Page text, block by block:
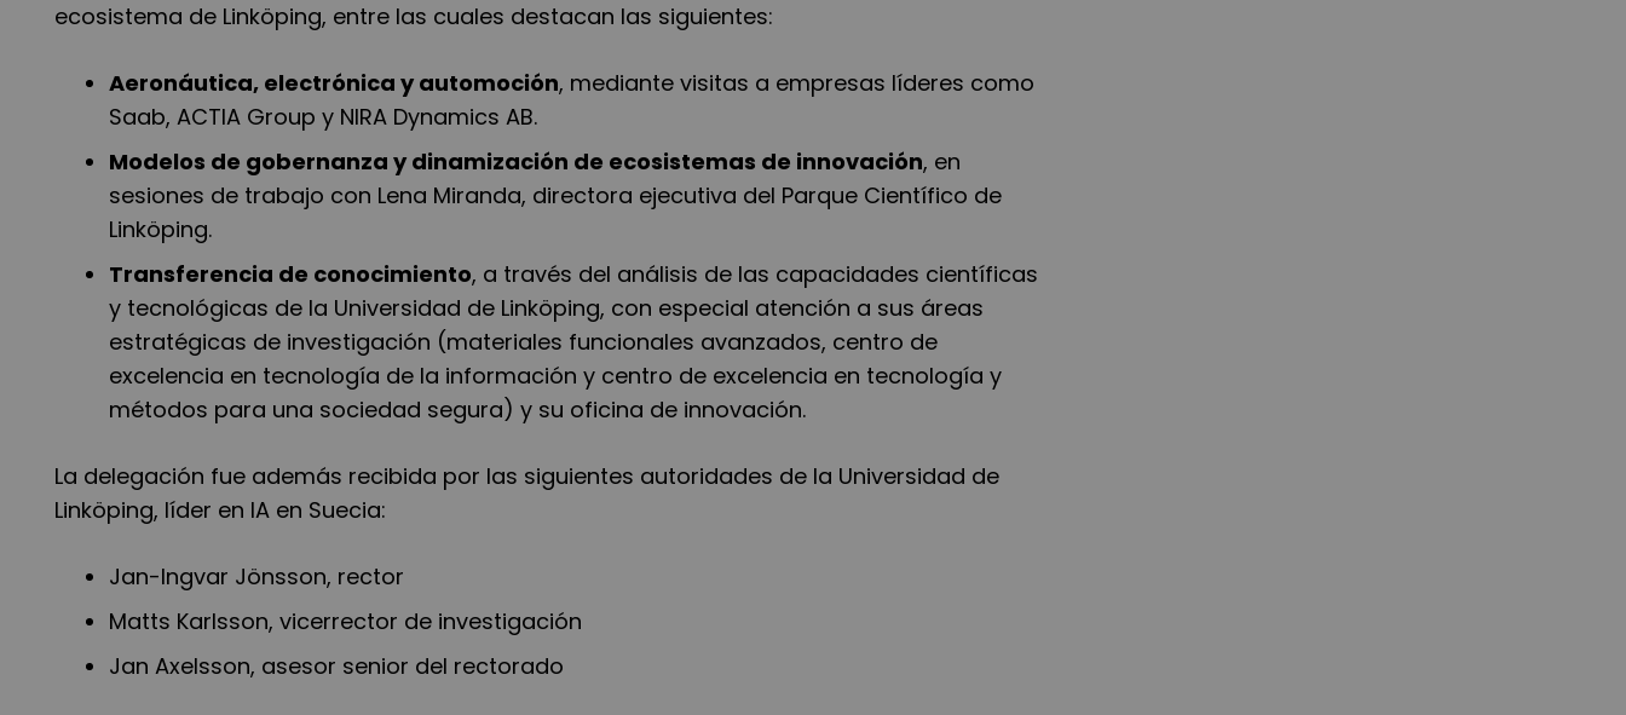
ecosistema de Linköping, entre las cuales destacan las siguientes:
Aeronáutica, electrónica y automoción, mediante visitas a empresas líderes como
Saab, ACTIA Group y NIRA Dynamics AB.
Modelos de gobernanza y dinamización de ecosistemas de innovación, en
sesiones de trabajo con Lena Miranda, directora ejecutiva del Parque Científico de
Linköping.
Transferencia de conocimiento, a través del análisis de las capacidades científicas
y tecnológicas de la Universidad de Linköping, con especial atención a sus áreas
estratégicas de investigación (materiales funcionales avanzados, centro de
excelencia en tecnología de la información y centro de excelencia en tecnología y
métodos para una sociedad segura) y su oficina de innovación.
La delegación fue además recibida por las siguientes autoridades de la Universidad de
Linköping, líder en IA en Suecia:
Jan-Ingvar Jönsson, rector
Matts Karlsson, vicerrector de investigación
Jan Axelsson, asesor senior del rectorado